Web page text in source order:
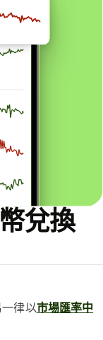
兌換
律以市場匯率中